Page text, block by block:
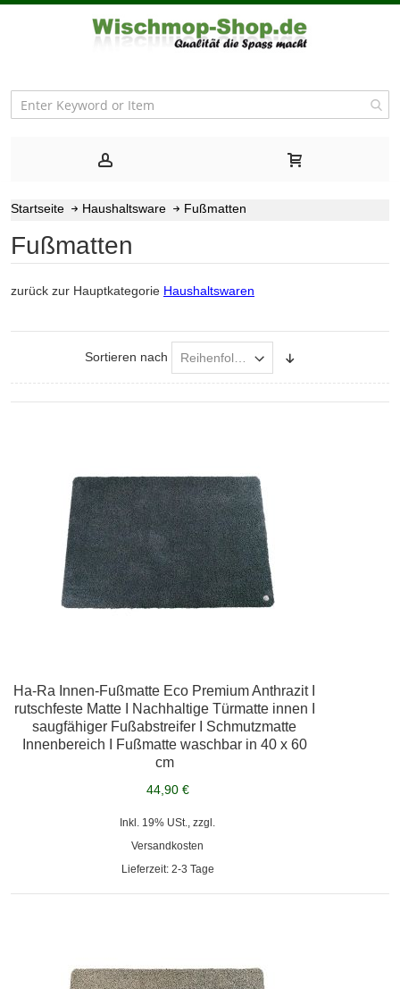
Startseite Haushaltsware Fußmatten
Fußmatten
zurück zur Hauptkategorie Haushaltswaren
Sortieren nach
sortieren
Ha-Ra Innen-Fußmatte Eco Premium Anthrazit I
rutschfeste Matte I Nachhaltige Türmatte innen I
saugfähiger Fußabstreifer I Schmutzmatte
Innenbereich I Fußmatte waschbar in 40 x 60
cm
44,90 €
Inkl. 19% USt., zzgl.
Versandkosten
Lieferzeit: 2-3 Tage